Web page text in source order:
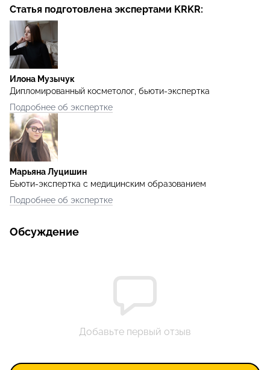
Статья подготовлена экспертами KRKR:
Илона Музычук
Дипломированный косметолог, бьюти-экспертка
Подробнее об экспертке
Марьяна Луцишин
Бьюти-экспертка с медицинским образованием
Подробнее об экспертке
Обсуждение
Добавьте первый отзыв